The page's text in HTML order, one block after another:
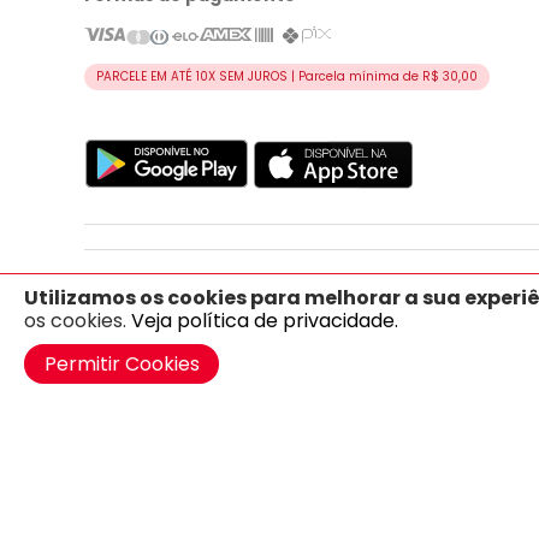
Utilizamos os cookies para melhorar a sua
os cookies. Veja política de privacidade.
Permitir Cookies
PARCELE EM ATÉ 10X SEM JUROS | Parcela mínima de R$ 30,00
Índice: A - B - C - D - E